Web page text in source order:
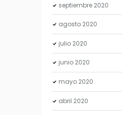
septiembre 2020
agosto 2020
julio 2020
junio 2020
mayo 2020
abril 2020